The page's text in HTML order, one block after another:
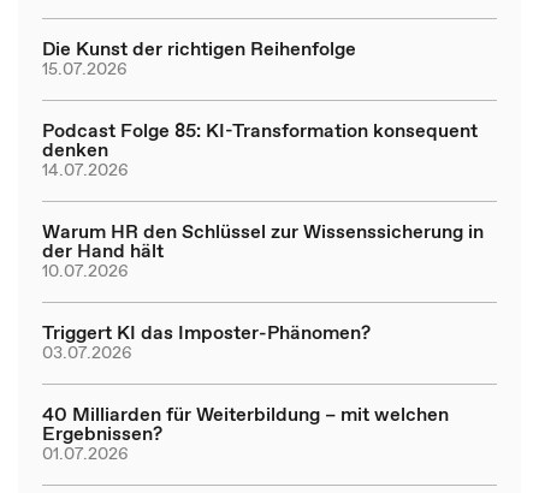
Die Kunst der richtigen Reihenfolge
15.07.2026
Podcast Folge 85: KI-Transformation konsequent
denken
14.07.2026
Warum HR den Schlüssel zur Wissenssicherung in
der Hand hält
10.07.2026
Triggert KI das Imposter-Phänomen?
03.07.2026
40 Milliarden für Weiterbildung – mit welchen
Ergebnissen?
01.07.2026